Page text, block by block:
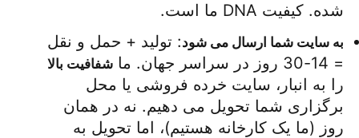
شده. کیفیت DNA ما است.
به سایت شما ارسال می شود
= 14-30 روز در سراسر جهان. ما
شفافیت بالا